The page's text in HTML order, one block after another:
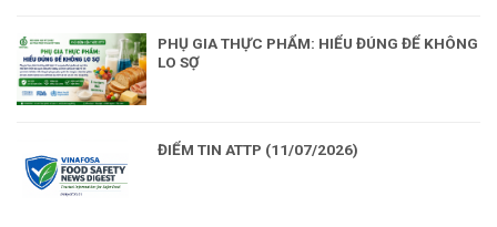
PHỤ GIA THỰC PHẨM: HIỂU ĐÚNG ĐỂ KHÔNG
LO SỢ
ĐIỂM TIN ATTP (11/07/2026)